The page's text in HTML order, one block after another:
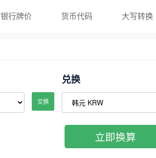
银行牌价 货币代码 大写转换
交换
兑换
立即换算